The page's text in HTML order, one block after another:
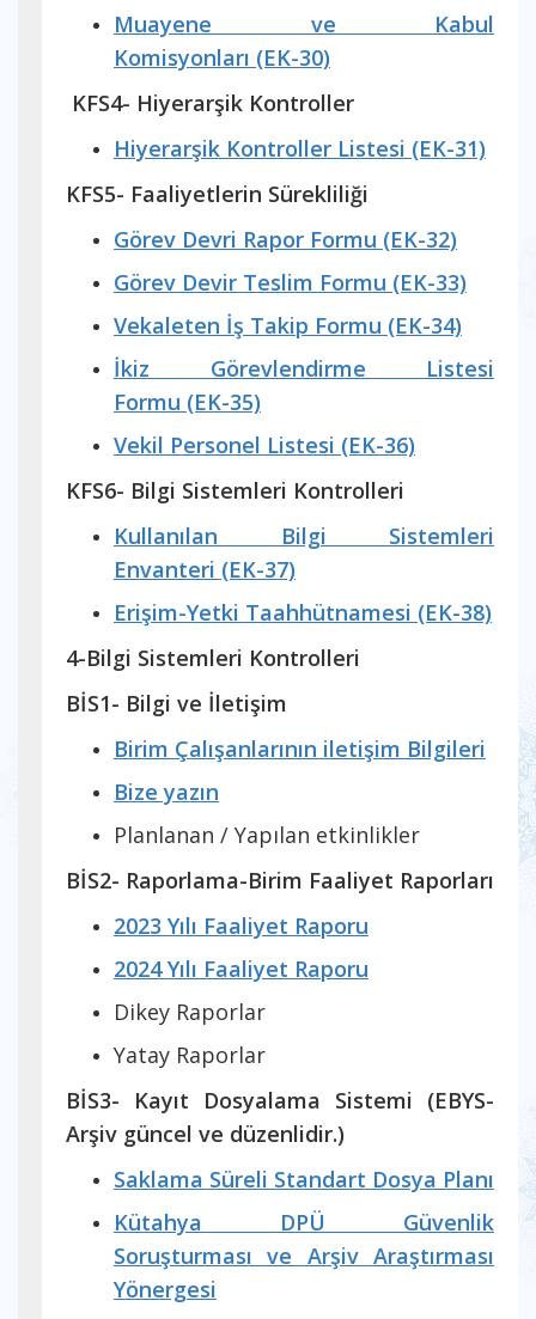
Muayene ve Kabul
Komisyonları (EK-30)
KFS4- Hiyerarşik Kontroller
Hiyerarşik Kontroller Listesi (EK-31)
KFS5- Faaliyetlerin Sürekliliği
Görev Devri Rapor Formu (EK-32)
Görev Devir Teslim Formu (EK-33)
Vekaleten İş Takip Formu (EK-34)
İkiz Görevlendirme Listesi
Formu (EK-35)
Vekil Personel Listesi (EK-36)
KFS6- Bilgi Sistemleri Kontrolleri
Kullanılan Bilgi Sistemleri
Envanteri (EK-37)
Erişim-Yetki Taahhütnamesi (EK-38)
4-Bilgi Sistemleri Kontrolleri
BİS1- Bilgi ve İletişim
Birim Çalışanlarının iletişim Bilgileri
Bize yazın
Planlanan / Yapılan etkinlikler
BİS2- Raporlama-Birim Faaliyet Raporları
2023 Yılı Faaliyet Raporu
2024 Yılı Faaliyet Raporu
Dikey Raporlar
Yatay Raporlar
BİS3- Kayıt Dosyalama Sistemi (EBYS-
Arşiv güncel ve düzenlidir.)
Saklama Süreli Standart Dosya Planı
Kütahya DPÜ Güvenlik
Soruşturması ve Arşiv Araştırması
Yönergesi